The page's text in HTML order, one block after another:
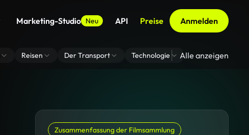
Marketing-Studio Neu API Preise Anmelden
Reisen Der Transport Technologie Zoom Virtuelle
Alle anzeigen
Zusammenfassung der Filmsammlung